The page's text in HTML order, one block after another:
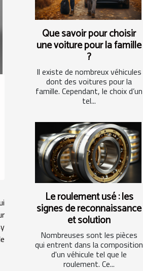
Que savoir pour choisir
une voiture pour la famille
?
Il existe de nombreux véhicules
dont des voitures pour la
famille. Cependant, le choix d’un
tel...
Le roulement usé : les
signes de reconnaissance
et solution
Nombreuses sont les pièces
qui entrent dans la composition
d'un véhicule tel que le
roulement. Ce...